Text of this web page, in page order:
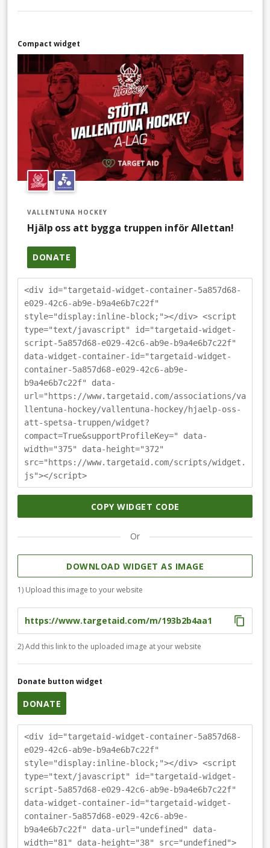
Compact widget
VALLENTUNA HOCKEY
Hjälp oss att bygga truppen inför Allettan!
DONATE
<div id="targetaid-widget-container-5a857d68-
e029-42c6-ab9e-b9a4e6b7c22f"
style="display:inline-block;"></div> <script
type="text/javascript" id="targetaid-widget-
script-5a857d68-e029-42c6-ab9e-b9a4e6b7c22f"
data-widget-container-id="targetaid-widget-
container-5a857d68-e029-42c6-ab9e-
b9a4e6b7c22f" data-
url="https://www.targetaid.com/associations/va
llentuna-hockey/vallentuna-hockey/hjaelp-oss-
att-spetsa-truppen/widget?
compact=True&supportProfileKey=" data-
width="375" data-height="372"
src="https://www.targetaid.com/scripts/widget.
js"></script>
COPY WIDGET CODE
Or
DOWNLOAD WIDGET AS IMAGE
1) Upload this image to your website
2) Add this link to the uploaded image at your website
Donate button widget
DONATE
<div id="targetaid-widget-container-5a857d68-
e029-42c6-ab9e-b9a4e6b7c22f"
style="display:inline-block;"></div> <script
type="text/javascript" id="targetaid-widget-
script-5a857d68-e029-42c6-ab9e-b9a4e6b7c22f"
data-widget-container-id="targetaid-widget-
container-5a857d68-e029-42c6-ab9e-
b9a4e6b7c22f" data-url="undefined" data-
width="81" data-height="38" src="undefined">